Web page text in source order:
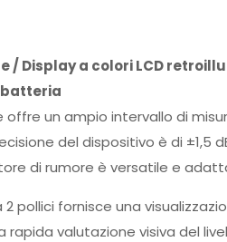
/ Display a colori LCD
batteria
offre un ampio intervallo di
del dispositivo è di ±1,5
di rumore è versatile e
2 pollici fornisce una
valutazione visiva del